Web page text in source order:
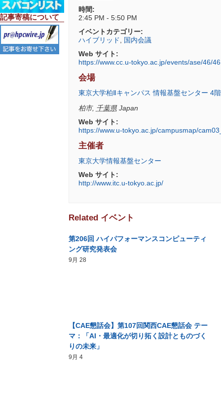
記事寄稿について
時間:
2:45 PM - 5:50 PM
イベントカテゴリー:
ハイブリッド
国内会議
Web サイト:
https://www.cc.u-tokyo.ac.jp/events/ase/46/
会場
東京大学柏Ⅱキャンパス 情報基盤センター 4
柏市, 千葉県 Japan
Web サイト:
https://www.u-tokyo.ac.jp/campusmap/
主催者
東京大学情報基盤センター
Web サイト:
http://www.itc.u-tokyo.ac.jp/
Related イベント
第206回 ハイパフォーマンスコンピューティ
ング研究発表会
9月 28
【CAE懇話会】第107回関西CAE懇話会 テー
マ：「AI・最適化が切り拓く設計とものづく
りの未来」
9月 4